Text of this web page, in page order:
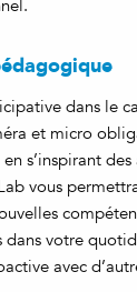
dans le
et micro
s’inspirant
vous
dans votre
avec